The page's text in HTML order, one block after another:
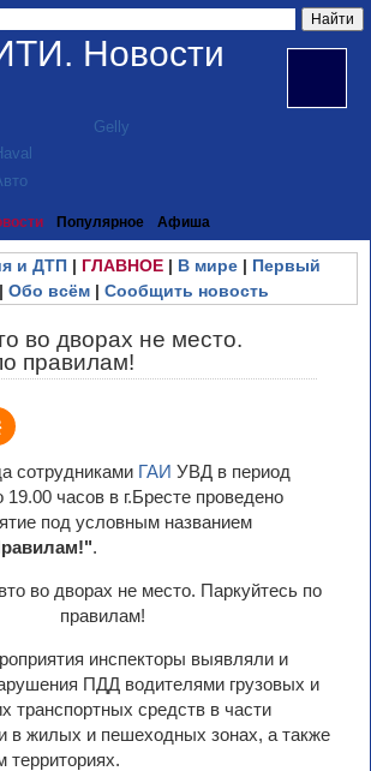
Новости
Популярное Афиша
и ДТП| ГЛАВНОЕ| В мире| Первый
| Обо всём | Сообщить новость
во дворах не место.
правилам!
сотрудниками ГАИ УВД в период
часов в г.Бресте проведено
под условным названием
.
инспекторы выявляли и
ПДД водителями грузовых и
транспортных средств в части
в жилых и пешеходных зонах, а также
территориях.